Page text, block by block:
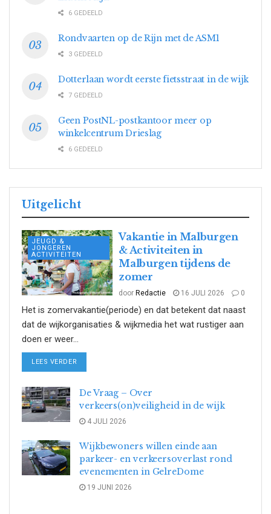
6 GEDEELD
Rondvaarten op de Rijn met de ASM1
3 GEDEELD
Dotterlaan wordt eerste fietsstraat in de wijk
7 GEDEELD
Geen PostNL-postkantoor meer op
winkelcentrum Drieslag
6 GEDEELD
Uitgelicht
JEUGD &
JONGEREN
ACTIVITEITEN
Vakantie in Malburgen
& Activiteiten in
Malburgen tijdens de
zomer
door Redactie 16 JULI 2026 0
Het is zomervakantie(periode) en dat betekent dat naast
dat de wijkorganisaties & wijkmedia het wat rustiger aan
doen er weer...
LEES VERDER
De Vraag – Over
verkeers(on)veiligheid in de wijk
4 JULI 2026
Wijkbewoners willen einde aan
parkeer- en verkeersoverlast rond
evenementen in GelreDome
19 JUNI 2026